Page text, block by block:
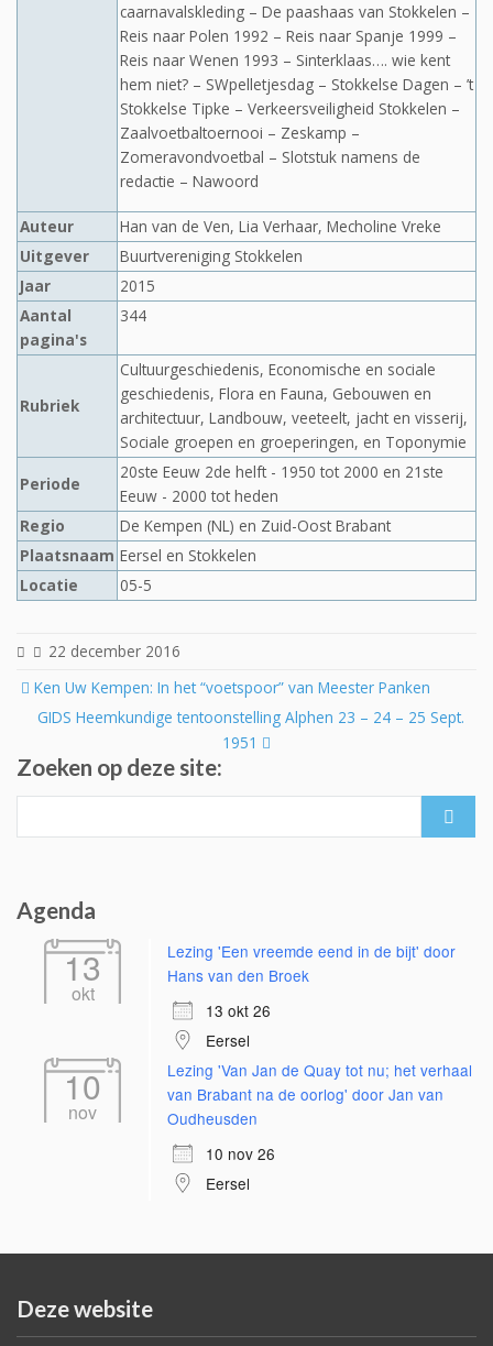
caarnavalskleding – De paashaas van Stokkelen –
Reis naar Polen 1992 – Reis naar Spanje 1999 –
Reis naar Wenen 1993 – Sinterklaas…. wie kent
hem niet? – SWpelletjesdag – Stokkelse Dagen – ’t
Stokkelse Tipke – Verkeersveiligheid Stokkelen –
Zaalvoetbaltoernooi – Zeskamp –
Zomeravondvoetbal – Slotstuk namens de
redactie – Nawoord
Auteur
Han van de Ven, Lia Verhaar, Mecholine Vreke
Uitgever
Buurtvereniging Stokkelen
Jaar
2015
Aantal
pagina's
344
Rubriek
Cultuurgeschiedenis, Economische en sociale
geschiedenis, Flora en Fauna, Gebouwen en
architectuur, Landbouw, veeteelt, jacht en visserij,
Sociale groepen en groeperingen, en Toponymie
Periode
20ste Eeuw 2de helft - 1950 tot 2000 en 21ste
Eeuw - 2000 tot heden
Regio
De Kempen (NL) en Zuid-Oost Brabant
Plaatsnaam Eersel en Stokkelen
Locatie
05-5
22 december 2016
Post
navigation
Ken Uw Kempen: In het “voetspoor” van Meester Panken
GIDS Heemkundige tentoonstelling Alphen 23 – 24 – 25 Sept.
1951
Zoeken op deze site:
Agenda
13
okt
Lezing 'Een vreemde eend in de bijt' door
Hans van den Broek
13 okt 26
Eersel
10
nov
Lezing 'Van Jan de Quay tot nu; het verhaal
van Brabant na de oorlog' door Jan van
Oudheusden
10 nov 26
Eersel
Deze website